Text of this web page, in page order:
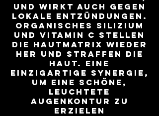
und wirkt auch gegen
lokale Entzündungen.
Organisches Silizium
und Vitamin C stellen
die Hautmatrix wieder
her und straffen die
Haut. Eine
einzigartige Synergie,
um eine schöne,
leuchtete
Augenkontur zu
erzielen